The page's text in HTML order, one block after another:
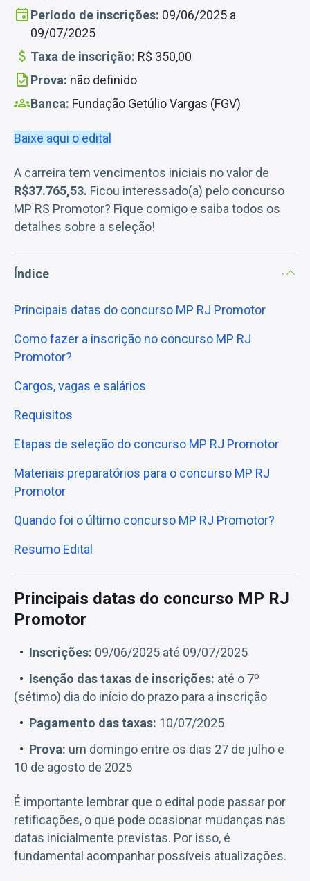
Período de inscrições: 09/06/2025 a
09/07/2025
Taxa de inscrição: R$ 350,00
Prova: não definido
Banca: Fundação Getúlio Vargas (FGV)
Baixe aqui o edital
A carreira tem vencimentos iniciais no valor de
R$37.765,53. Ficou interessado(a) pelo concurso
MP RS Promotor? Fique comigo e saiba todos os
detalhes sobre a seleção!
Índice
Principais datas do concurso MP RJ Promotor
Como fazer a inscrição no concurso MP RJ
Promotor?
Cargos, vagas e salários
Requisitos
Etapas de seleção do concurso MP RJ Promotor
Materiais preparatórios para o concurso MP RJ
Promotor
Quando foi o último concurso MP RJ Promotor?
Resumo Edital
Principais datas do concurso MP RJ
Promotor
Inscrições: 09/06/2025 até 09/07/2025
Isenção das taxas de inscrições: até o 7º
(sétimo) dia do início do prazo para a inscrição
Pagamento das taxas: 10/07/2025
Prova: um domingo entre os dias 27 de julho e
10 de agosto de 2025
É importante lembrar que o edital pode passar por
retificações, o que pode ocasionar mudanças nas
datas inicialmente previstas. Por isso, é
fundamental acompanhar possíveis atualizações.